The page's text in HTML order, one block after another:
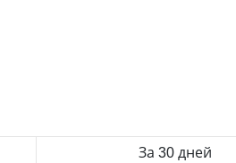
За 30 дней